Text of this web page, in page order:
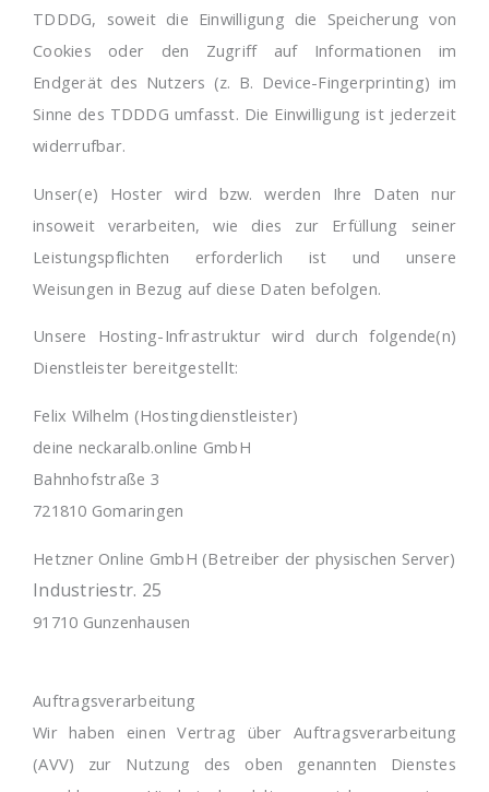
TDDDG, soweit die Einwilligung die Speicherung von
Cookies oder den Zugriff auf Informationen im
Endgerät des Nutzers (z. B. Device-Fingerprinting) im
Sinne des TDDDG umfasst. Die Einwilligung ist jederzeit
widerrufbar.
Unser(e) Hoster wird bzw. werden Ihre Daten nur
insoweit verarbeiten, wie dies zur Erfüllung seiner
Leistungspflichten erforderlich ist und unsere
Weisungen in Bezug auf diese Daten befolgen.
Unsere Hosting-Infrastruktur wird durch folgende(n)
Dienstleister bereitgestellt:
Felix Wilhelm (Hostingdienstleister)
deine neckaralb.online GmbH
Bahnhofstraße 3
721810 Gomaringen
Hetzner Online GmbH (Betreiber der physischen Server)
Industriestr. 25
91710 Gunzenhausen
Auftragsverarbeitung
Wir haben einen Vertrag über Auftragsverarbeitung
(AVV) zur Nutzung des oben genannten Dienstes